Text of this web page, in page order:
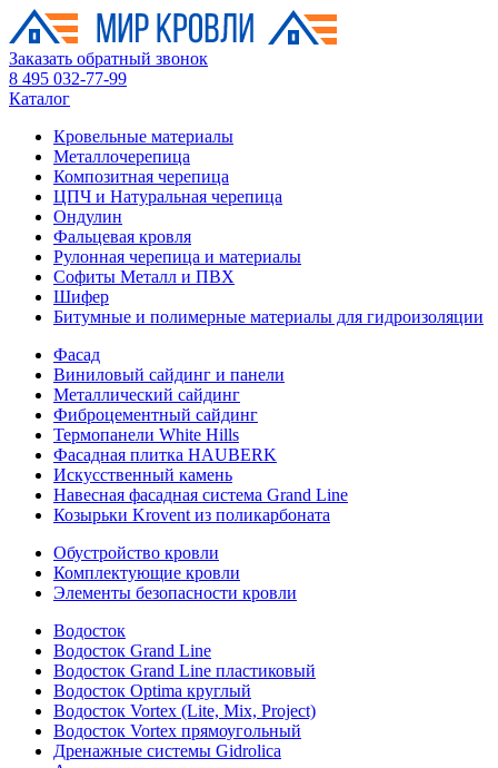
Заказать обратный звонок
8 495 032-77-99
Каталог
Кровельные материалы
Металлочерепица
Композитная черепица
ЦПЧ и Натуральная черепица
Ондулин
Фальцевая кровля
Рулонная черепица и материалы
Софиты Металл и ПВХ
Шифер
Битумные и полимерные материалы для гидроизоляции
Фасад
Виниловый сайдинг и панели
Металлический сайдинг
Фиброцементный сайдинг
Термопанели White Hills
Фасадная плитка HAUBERK
Искусственный камень
Навесная фасадная система Grand Line
Козырьки Krovent из поликарбоната
Обустройство кровли
Комплектующие кровли
Элементы безопасности кровли
Водосток
Водосток Grand Line
Водосток Grand Line пластиковый
Водосток Optima круглый
Водосток Vortex (Lite, Mix, Project)
Водосток Vortex прямоугольный
Дренажные системы Gidrolica